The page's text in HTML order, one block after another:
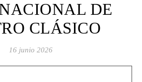
DE
CLÁSICO
16 junio 2026